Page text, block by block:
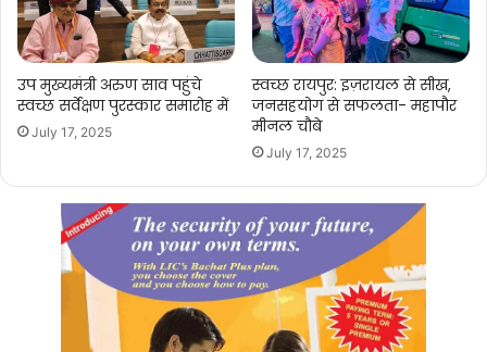
उप मुख्यमंत्री अरुण साव पहुंचे
स्वच्छ सर्वेक्षण पुरस्कार समारोह में
July 17, 2025
स्वच्छ रायपुर: इज़रायल से सीख,
जनसहयोग से सफलता- महापौर
मीनल चौबे
July 17, 2025